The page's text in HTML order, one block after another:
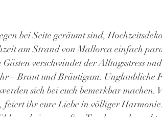
bei Seite geräumt sind,
am Strand von Mallorca einfach
verschwindet der Alltagsstress
– Braut und Bräutigam. Unglaubliche
sich bei euch bemerkbar machen.
feiert ihr eure Liebe in völliger